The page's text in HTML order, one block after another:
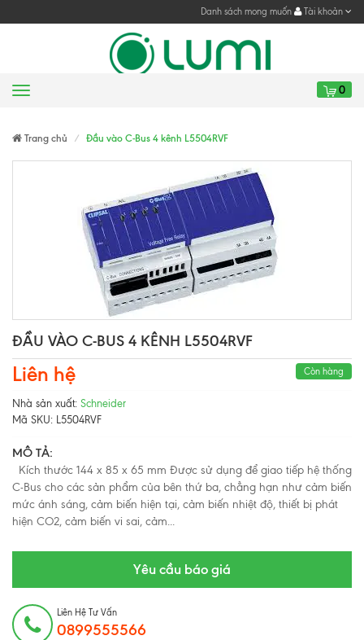
Danh sách mong muốn Tài khoản
Menu 0
Trang chủ Đầu vào C-Bus 4 kênh L5504RVF
ĐẦU VÀO C-BUS 4 KÊNH L5504RVF
Liên hệ Còn hàng
Nhà sản xuất: Schneider
Mã SKU: L5504RVF
MÔ TẢ:
Kích thước 144 x 85 x 65 mm Được sử dụng để giao tiếp hệ thống
C-Bus cho các sản phẩm của bên thứ ba, chẳng hạn như cảm biến
mức ánh sáng, cảm biến hiện tại, cảm biến nhiệt độ, thiết bị phát
hiện CO2, cảm biến vi sai, cảm...
Yêu cầu báo giá
Liên Hệ Tư Vấn
0899555566